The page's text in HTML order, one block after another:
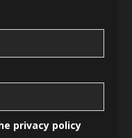
privacy policy